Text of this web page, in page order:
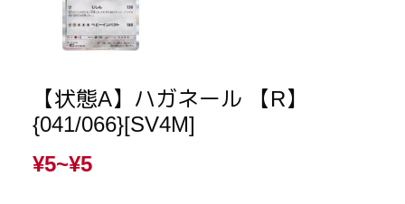
【状態A】ハガネール 【R】
{041/066}[SV4M]
¥5~¥5